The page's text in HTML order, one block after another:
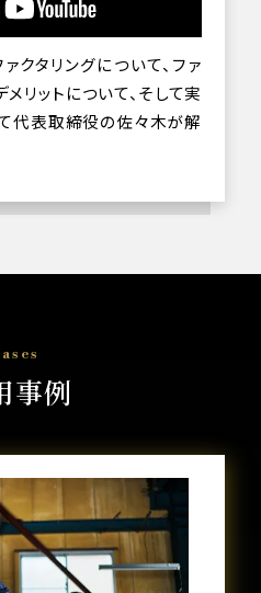
クタリングについて、ファ
リットについて、そして実
代表取締役の佐々木が解
事例